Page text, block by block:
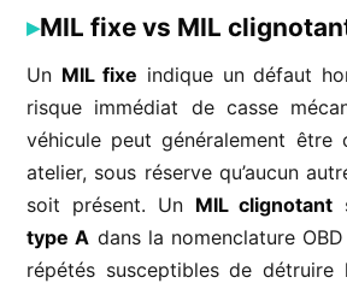
MIL fixe vs MIL
Un MIL fixe indique un défaut
risque immédiat de casse
véhicule peut généralement être
atelier, sous réserve qu’aucun
soit présent. Un MIL clignotant
type A dans la nomenclature
répétés susceptibles de